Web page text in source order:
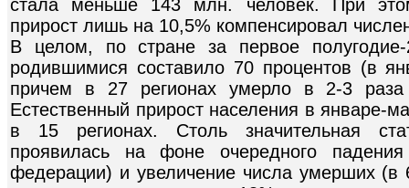
стала меньше 143 млн. человек. При
прирост лишь на 10,5% компенсировал
В целом, по стране за первое
родившимися составило 70 процентов (в
причем в 27 регионах умерло в 2-3
Естественный прирост населения в январе-
в 15 регионах. Столь значительная
проявилась на фоне очередного
федерации) и увеличение числа умерших (в